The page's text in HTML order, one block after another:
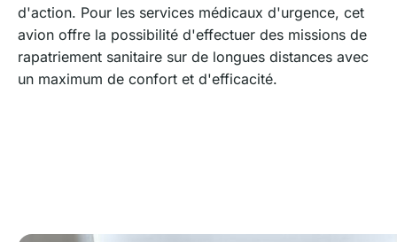
d'action. Pour les services médicaux d'urgence, cet
avion offre la possibilité d'effectuer des missions de
rapatriement sanitaire sur de longues distances avec
un maximum de confort et d'efficacité.